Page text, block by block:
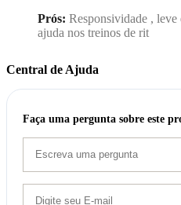
Prós: Responsividade ,
ajuda nos treinos de rit
Central de Ajuda
Faça uma pergunta sobre este